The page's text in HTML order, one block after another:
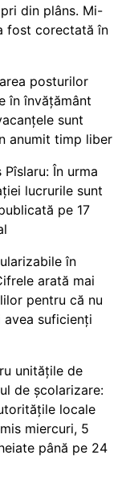
din plâns. Mi-
fost corectată în
posturilor
în învățământ
sunt
anumit timp liber
În urma
lucrurile sunt
pe 17
în
arată mai
pentru că nu
suficienți
unitățile de
de școlarizare:
locale
miercuri, 5
până pe 24